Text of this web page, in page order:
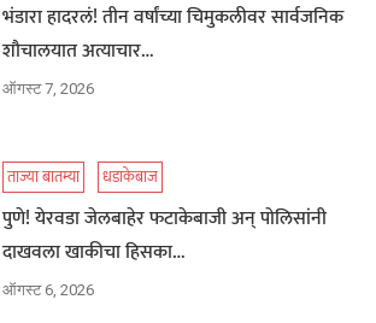
भंडारा हादरलं! तीन वर्षांच्या चिमुकलीवर सार्वजनिक
शौचालयात अत्याचार…
ऑगस्ट 7, 2026
ताज्या बातम्या धडाकेबाज
पुणे! येरवडा जेलबाहेर फटाकेबाजी अन् पोलिसांनी
दाखवला खाकीचा हिसका…
ऑगस्ट 6, 2026